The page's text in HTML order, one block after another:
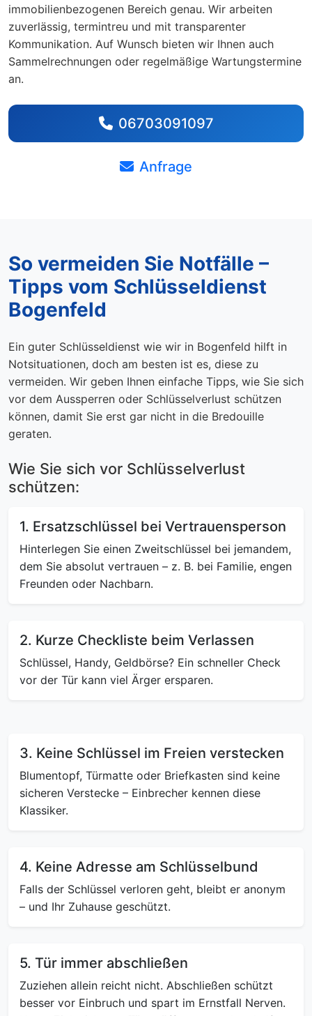
immobilienbezogenen Bereich genau. Wir arbeiten
zuverlässig, termintreu und mit transparenter
Kommunikation. Auf Wunsch bieten wir Ihnen auch
Sammelrechnungen oder regelmäßige Wartungstermine
an.
06703091097
Anfrage
So vermeiden Sie Notfälle –
Tipps vom Schlüsseldienst
Bogenfeld
Ein guter Schlüsseldienst wie wir in Bogenfeld hilft in
Notsituationen, doch am besten ist es, diese zu
vermeiden. Wir geben Ihnen einfache Tipps, wie Sie sich
vor dem Aussperren oder Schlüsselverlust schützen
können, damit Sie erst gar nicht in die Bredouille
geraten.
Wie Sie sich vor Schlüsselverlust
schützen:
1. Ersatzschlüssel bei Vertrauensperson
Hinterlegen Sie einen Zweitschlüssel bei jemandem,
dem Sie absolut vertrauen – z. B. bei Familie, engen
Freunden oder Nachbarn.
2. Kurze Checkliste beim Verlassen
Schlüssel, Handy, Geldbörse? Ein schneller Check
vor der Tür kann viel Ärger ersparen.
3. Keine Schlüssel im Freien verstecken
Blumentopf, Türmatte oder Briefkasten sind keine
sicheren Verstecke – Einbrecher kennen diese
Klassiker.
4. Keine Adresse am Schlüsselbund
Falls der Schlüssel verloren geht, bleibt er anonym
– und Ihr Zuhause geschützt.
5. Tür immer abschließen
Zuziehen allein reicht nicht. Abschließen schützt
besser vor Einbruch und spart im Ernstfall Nerven.